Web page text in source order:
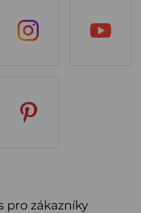
pro zákazníky